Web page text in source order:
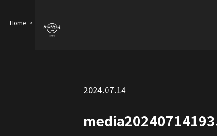
Home media20240714193545207
2024.07.14